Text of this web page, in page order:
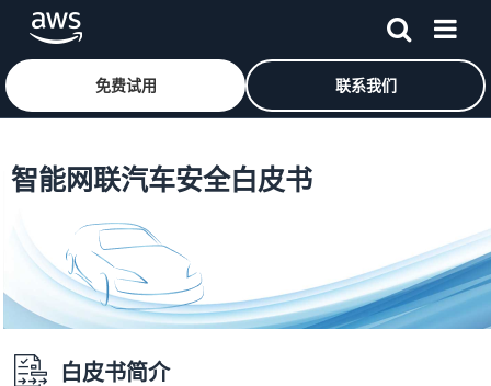
免费试用 联系我们
智能网联汽车安全白皮书
白皮书简介